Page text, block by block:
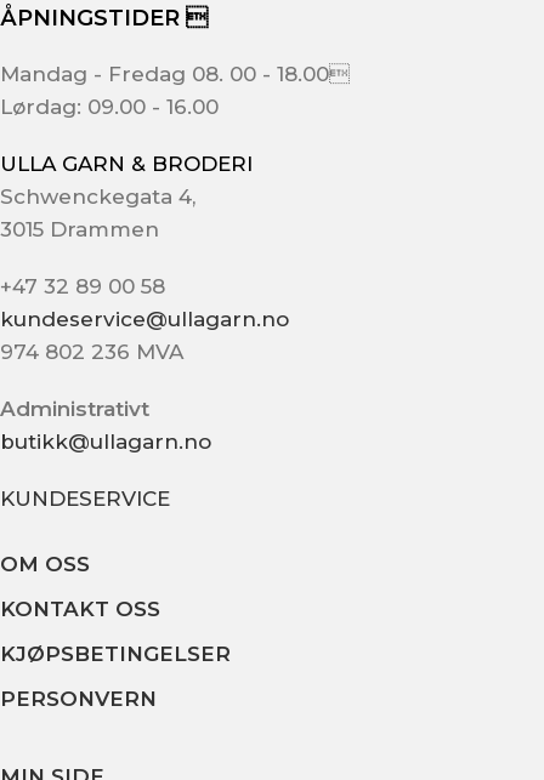
ÅPNINGSTIDER 
Mandag - Fredag 08. 00 - 18.00
Lørdag: 09.00 - 16.00
ULLA GARN & BRODERI
Schwenckegata 4,
3015 Drammen
+47 32 89 00 58
kundeservice@ullagarn.no
974 802 236 MVA
Administrativt
butikk@ullagarn.no
KUNDESERVICE
OM OSS
KONTAKT OSS
KJØPSBETINGELSER
PERSONVERN